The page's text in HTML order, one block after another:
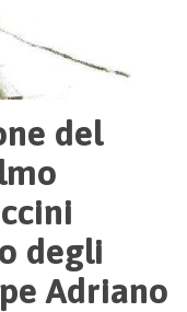
del
degli
Adriano